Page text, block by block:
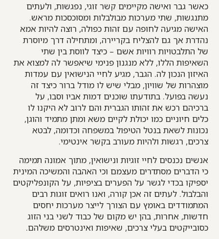
כאשר גבר ואישה מקיימים קשר זוגי, נפגשות, ולעתים
מתנגשות, שתי מערכות מבולבלות ומסוכסכות מראש.
האישה מגיעה לחופה עם זהות כפולה, רוצה להיות אמא
נהדרת אך גם להצליח בקריירה, ומתחילה דרך מיוסרת
של התלבטויות רוויות אשם – כיצד לווסת בין שתי
השאיפות הללו, ללא מנגנון פנימי שיאפשר לה למצוא את
האיזון הנכון לה. הגבר, מגיע לחיי הנישואין עם עמדות
מוצהרות של שוויון, מבלי שיש לו מודל ברור כיצד זה
נעשה בפועל. בתודעתו שוכנים דמות אביו וסבו, על
ברכיהם רכש את זהותו הגברית והם לרוב לא היקנו לו
כלים חיוניים כמו יכולת לקיים משא ומתן מתמיד והוגן,
נכונות לשאת בנטל הטיפול במשפחה וכדומה, לבטא
צרכים, רגשות ולהיות מעורב בקשר אינטימי.
אנשים נכנסים לחיי זוגיות ונישואין, מתוך אמונה תמימה
כי הדברים מסתדרים מעצמם וכי האהבה והמשיכה המינית
יספיקו בכדי לגשר על הפערים בציפיות, על הקונפליקטים
והבלבול. לעתים זה אכן קורה, ואנו רואים זוגות רבים
המתמודדים באומץ עם הצורך לייצר מערכות יחסים
חדשות, אחרות, בהן יש מקום של כבוד לשני בני הזוג
כסובייקטים בעלי צרכים, שאיפות ואינטרסים משלהם.